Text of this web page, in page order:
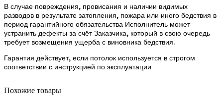
В случае повреждения, провисания и наличии видимых
разводов в результате затопления, пожара или иного бедствия в
период гарантийного обязательства Исполнитель может
устранить дефекты за счёт Заказчика, который в свою очередь
требует возмещения ущерба с виновника бедствия.
Гарантия действует, если потолок используется в строгом
соответствии с инструкцией по эксплуатации
Похожие товары